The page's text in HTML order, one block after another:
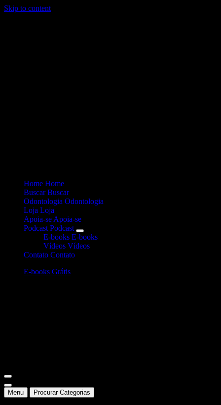
Skip to content
Home Home
Buscar Buscar
Odontologia Odontologia
Loja Loja
Apoia-se Apoia-se
Podcast Podcast
E-books E-books
Vídeos Vídeos
Contato Contato
E-books Grátis
Menu Procurar Categorias